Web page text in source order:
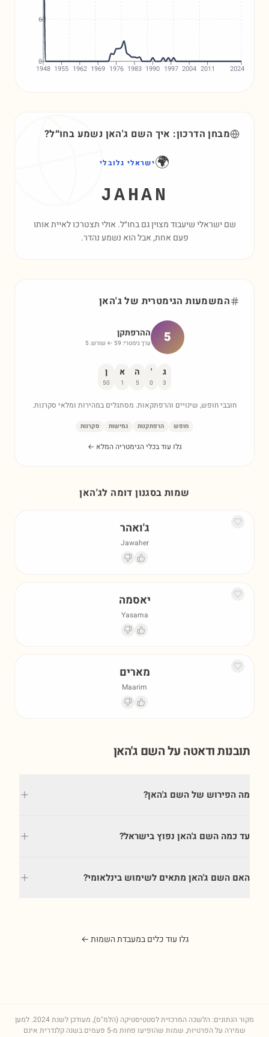
1948 1955 1962 1969 1976 1983 1990 1997 2004 2011 2024
0
60
מבחן הדרכון: איך השם ג'האן נשמע בחו״ל?
🌍ישראלי גלובלי
JAHAN
שם ישראלי שיעבוד מצוין גם בחו״ל. אולי תצטרכו לאיית אותו
פעם אחת, אבל הוא נשמע נהדר.
המשמעות הגימטרית שלג'האן
5 ההרפתקן
ערך גימטרי: 59 ← שורש: 5
ג
3
'
0
ה
5
א
1
ן
50
חובבי חופש, שינויים והרפתקאות. מסתגלים במהירות ומלאי סקרנות.
חופש הרפתקנות גמישות סקרנות
גלו עוד בכלי הגימטריה המלא ←
שמות בסגנון דומה לג'האן
ג'ואהר
Jawaher
יאסמה
Yasama
מארים
Maarim
תובנות ודאטה על השם ג'האן
מה הפירוש של השם ג'האן?
עד כמה השם ג'האן נפוץ בישראל?
האם השם ג'האן מתאים לשימוש בינלאומי?
גלו עוד כלים במעבדת השמות ←
מקור הנתונים: הלשכה המרכזית לסטטיסטיקה (הלמ"ס), מעודכן לשנת2024. למען
שמירה על הפרטיות, שמות שהופיעו פחות מ-5 פעמים בשנה קלנדרית אינם